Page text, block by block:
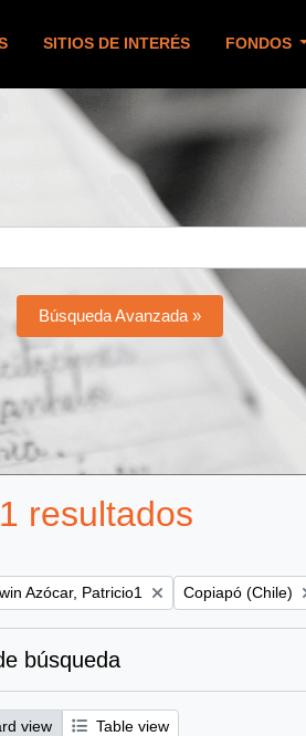
SITIOS DE INTERÉS FONDOS
Búsqueda Avanzada »
resultados
filter:
Azócar, Patricio1 Remove filter:
Copiapó (Chile)
búsqueda
view Table view